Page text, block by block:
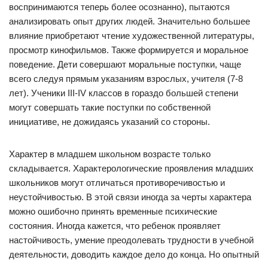
воспринимаются теперь более осознанно), пытаются
анализировать опыт других людей. Значительно большее
влияние приобретают чтение художественной литературы,
просмотр кинофильмов. Также формируется и моральное
поведение. Дети совершают моральные поступки, чаще
всего следуя прямым указаниям взрослых, учителя (7-8
лет). Ученики III-IV классов в гораздо большей степени
могут совершать такие поступки по собственной
инициативе, не дожидаясь указаний со стороны.
Характер в младшем школьном возрасте только
складывается. Характерологические проявления младших
школьников могут отличаться противоречивостью и
неустойчивостью. В этой связи иногда за черты характера
можно ошибочно принять временные психические
состояния. Иногда кажется, что ребенок проявляет
настойчивость, умение преодолевать трудности в учебной
деятельности, доводить каждое дело до конца. Но опытный